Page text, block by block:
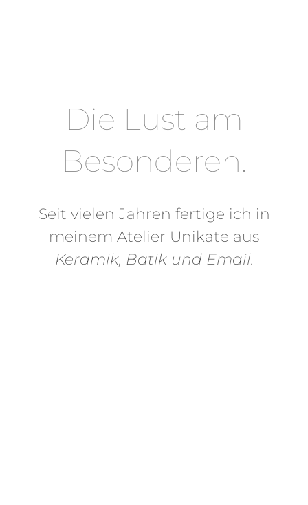
Die Lust am
Besonderen.
Seit vielen Jahren fertige ich in
meinem Atelier Unikate aus
Keramik, Batik und Email.